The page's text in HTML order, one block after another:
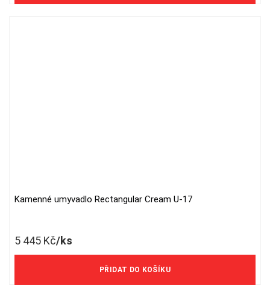
Kamenné umyvadlo Rectangular Cream U-17
5 445 Kč/ks
4 500 Kč/ks bez DPH
PŘIDAT DO KOŠÍKU